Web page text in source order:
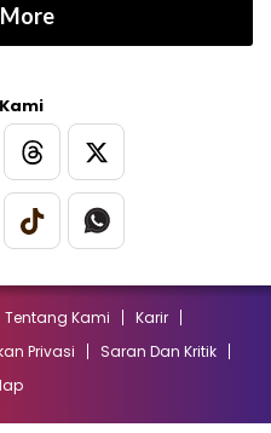
Tentang Kami
Karir
Privasi
Saran Dan Kritik